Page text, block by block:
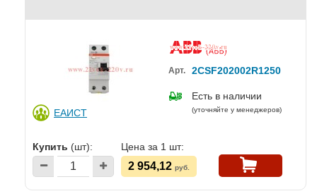
ЕАИСТ
Арт. 2CSF202002R1250
Есть в наличии
(уточняйте у менеджеров)
Купить (шт): Цена за 1 шт:
2 954,12 руб.